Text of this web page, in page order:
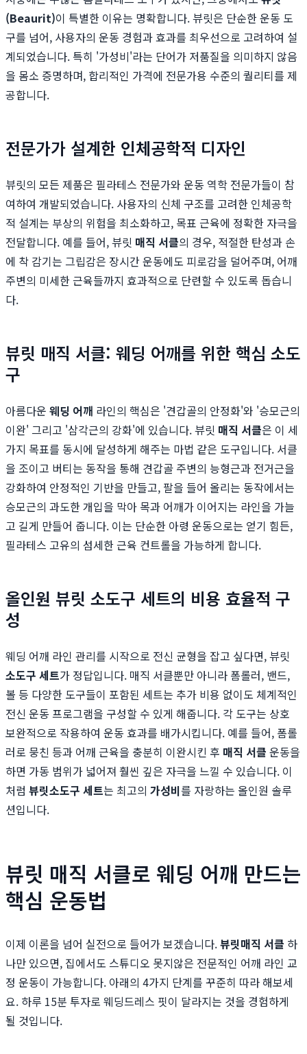
(Beaurit)이 특별한 이유는 명확합니다. 뷰릿은 단순한 운동 도
구를 넘어, 사용자의 운동 경험과 효과를 최우선으로 고려하여 설
계되었습니다. 특히 '가성비'라는 단어가 저품질을 의미하지 않음
을 몸소 증명하며, 합리적인 가격에 전문가용 수준의 퀄리티를 제
공합니다.
전문가가 설계한 인체공학적 디자인
뷰릿의 모든 제품은 필라테스 전문가와 운동 역학 전문가들이 참
여하여 개발되었습니다. 사용자의 신체 구조를 고려한 인체공학
적 설계는 부상의 위험을 최소화하고, 목표 근육에 정확한 자극을
전달합니다. 예를 들어, 뷰릿 매직 서클의 경우, 적절한 탄성과 손
에 착 감기는 그립감은 장시간 운동에도 피로감을 덜어주며, 어깨
주변의 미세한 근육들까지 효과적으로 단련할 수 있도록 돕습니
다.
뷰릿 매직 서클: 웨딩 어깨를 위한 핵심 소도
구
아름다운 웨딩 어깨 라인의 핵심은 '견갑골의 안정화'와 '승모근의
이완' 그리고 '삼각근의 강화'에 있습니다. 뷰릿 매직 서클은 이 세
가지 목표를 동시에 달성하게 해주는 마법 같은 도구입니다. 서클
을 조이고 버티는 동작을 통해 견갑골 주변의 능형근과 전거근을
강화하여 안정적인 기반을 만들고, 팔을 들어 올리는 동작에서는
승모근의 과도한 개입을 막아 목과 어깨가 이어지는 라인을 가늘
고 길게 만들어 줍니다. 이는 단순한 아령 운동으로는 얻기 힘든,
필라테스 고유의 섬세한 근육 컨트롤을 가능하게 합니다.
올인원 뷰릿 소도구 세트의 비용 효율적 구
성
웨딩 어깨 라인 관리를 시작으로 전신 균형을 잡고 싶다면, 뷰릿
소도구 세트가 정답입니다. 매직 서클뿐만 아니라 폼롤러, 밴드,
볼 등 다양한 도구들이 포함된 세트는 추가 비용 없이도 체계적인
전신 운동 프로그램을 구성할 수 있게 해줍니다. 각 도구는 상호
보완적으로 작용하여 운동 효과를 배가시킵니다. 예를 들어, 폼롤
러로 뭉친 등과 어깨 근육을 충분히 이완시킨 후 매직 서클 운동을
하면 가동 범위가 넓어져 훨씬 깊은 자극을 느낄 수 있습니다. 이
처럼 뷰릿소도구 세트는 최고의 가성비를 자랑하는 올인원 솔루
션입니다.
뷰릿 매직 서클로 웨딩 어깨 만드는
핵심 운동법
이제 이론을 넘어 실전으로 들어가 보겠습니다.뷰릿매직 서클 하
나만 있으면, 집에서도 스튜디오 못지않은 전문적인 어깨 라인 교
정 운동이 가능합니다. 아래의 4가지 단계를 꾸준히 따라 해보세
요. 하루 15분 투자로 웨딩드레스 핏이 달라지는 것을 경험하게
될 것입니다.